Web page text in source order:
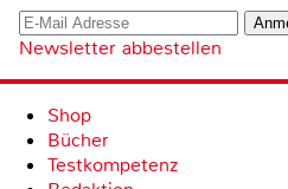
Newsletter abbestellen
Shop
Bücher
Testkompetenz